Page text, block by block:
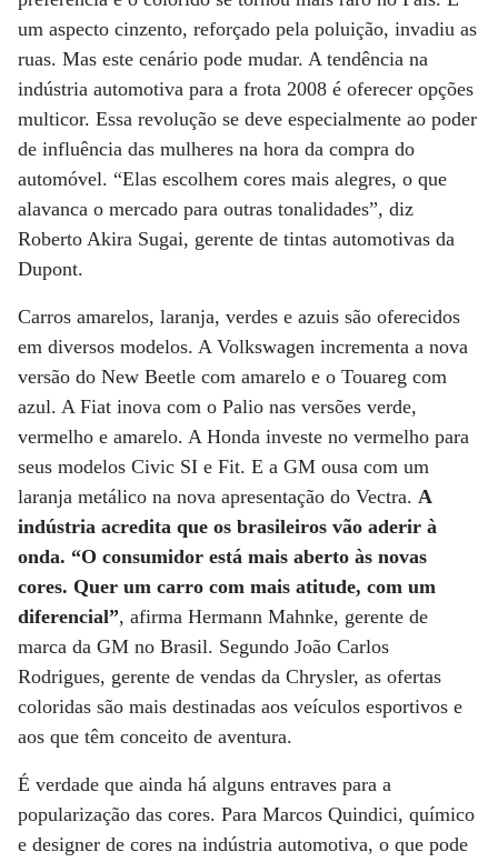
um aspecto cinzento, reforçado pela poluição, invadiu as
ruas. Mas este cenário pode mudar. A tendência na
indústria automotiva para a frota 2008 é oferecer opções
multicor. Essa revolução se deve especialmente ao poder
de influência das mulheres na hora da compra do
automóvel. “Elas escolhem cores mais alegres, o que
alavanca o mercado para outras tonalidades”, diz
Roberto Akira Sugai, gerente de tintas automotivas da
Dupont.
Carros amarelos, laranja, verdes e azuis são oferecidos
em diversos modelos. A Volkswagen incrementa a nova
versão do New Beetle com amarelo e o Touareg com
azul. A Fiat inova com o Palio nas versões verde,
vermelho e amarelo. A Honda investe no vermelho para
seus modelos Civic SI e Fit. E a GM ousa com um
laranja metálico na nova apresentação do Vectra. A
indústria acredita que os brasileiros vão aderir à
onda. “O consumidor está mais aberto às novas
cores. Quer um carro com mais atitude, com um
diferencial”, afirma Hermann Mahnke, gerente de
marca da GM no Brasil. Segundo João Carlos
Rodrigues, gerente de vendas da Chrysler, as ofertas
coloridas são mais destinadas aos veículos esportivos e
aos que têm conceito de aventura.
É verdade que ainda há alguns entraves para a
popularização das cores. Para Marcos Quindici, químico
e designer de cores na indústria automotiva, o que pode